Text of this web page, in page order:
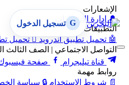
الإشعارات
🔔 إدارة الإشعارات
التطبيقات
🤖 تحميل تطبيق أندرويد  تحميل
التواصل الاجتماعي | الصف الثالث
قناة تيليجرام
صفحة
روابط مهمة
📄 شروط الاستخدام 🔒 سياسة
G تسجيل الدخول